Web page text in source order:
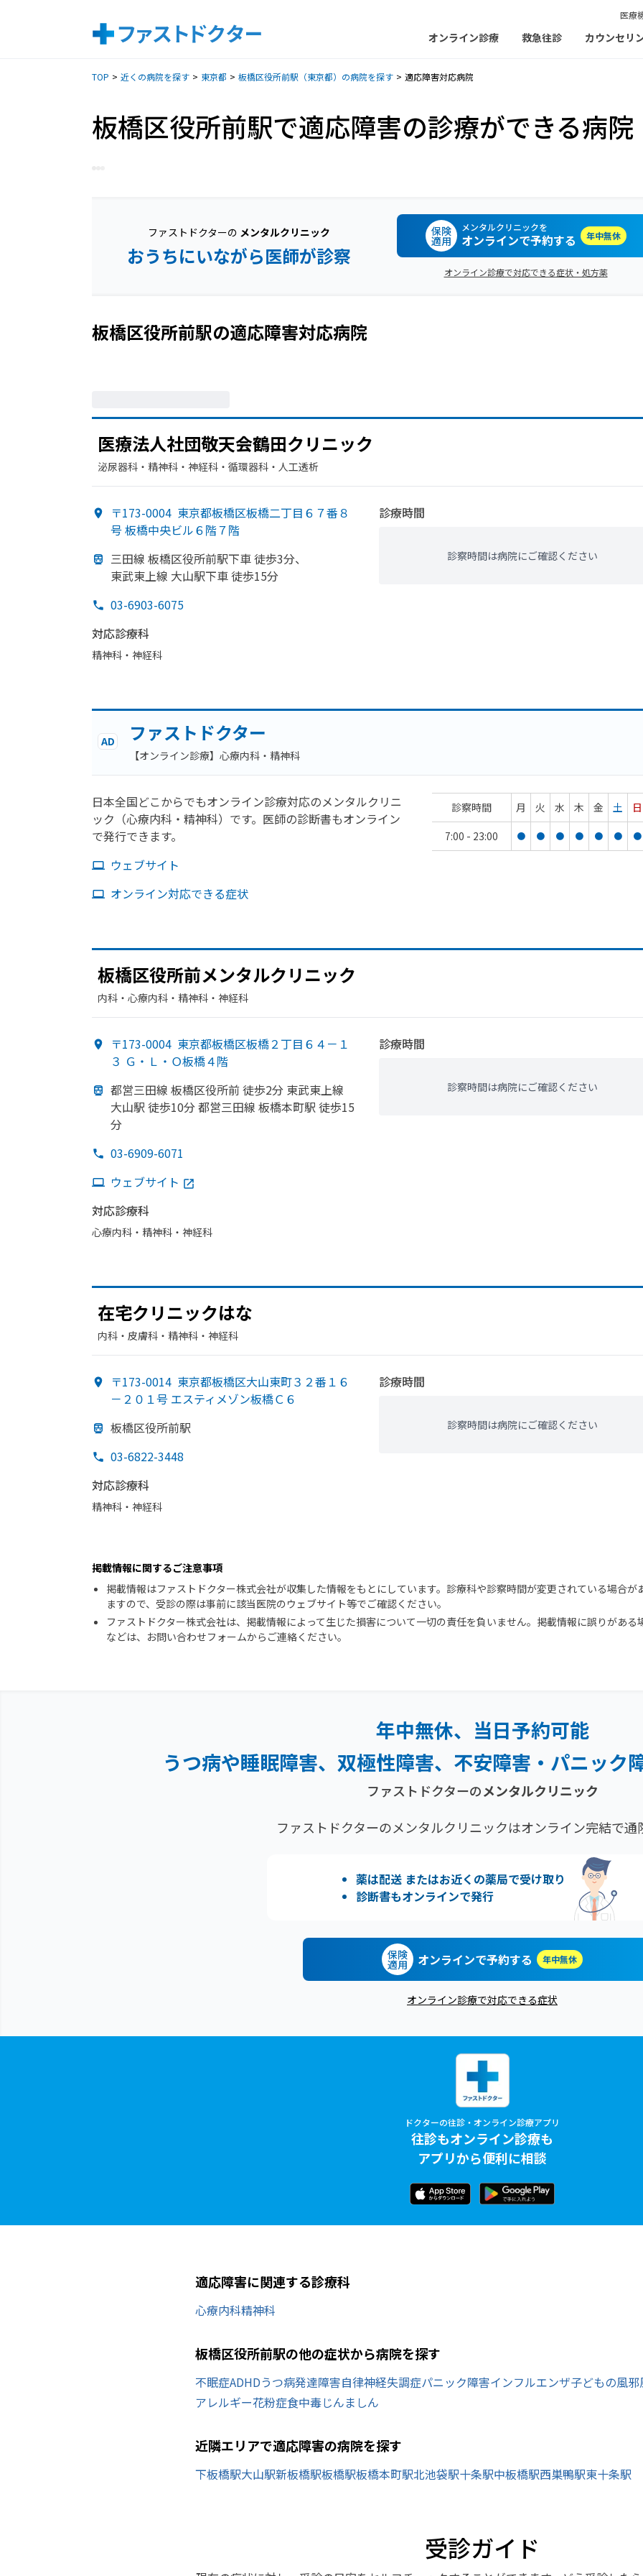
医療
オンライン診療 救急往診 カウンセリ
TOP 近くの病院を探す 東京都 板橋区役所前駅（東京都）の病院を探す 適応障害対応病院
板橋区役所前駅で適応障害の診療ができる病院
ファストドクターの メンタルクリニック
おうちにいながら医師が診察
保険
適用
メンタルクリニックを
オンラインで予約する 年中無休
オンライン診療で対応できる症状・処方薬
板橋区役所前駅の適応障害対応病院
医療法人社団敬天会鶴田クリニック
泌尿器科・​精神科・神経科・​循環器科・​人工透析
〒173-0004 東京都板橋区板橋二丁目６７番８
号 板橋中央ビル６階７階
三田線 板橋区役所前駅下車 徒歩3分、
東武東上線 大山駅下車 徒歩15分
03-6903-6075
対応診療科
精神科・神経科
診療時間
診察時間は病院にご確認ください
AD ファストドクター
【オンライン診療】心療内科・精神科
日本全国どこからでもオンライン診療対応のメンタルクリニ
ック（心療内科・精神科）です。医師の診断書もオンライン
で発行できます。
ウェブサイト
オンライン対応できる症状
診察時間 月 火 水 木 金 土
日
7:00 - 23:00
● ● ● ● ● ● ●
板橋区役所前メンタルクリニック
内科・​心療内科・​精神科・神経科
〒173-0004 東京都板橋区板橋２丁目６４－１
３ Ｇ・Ｌ・Ｏ板橋４階
都営三田線 板橋区役所前 徒歩2分 東武東上線
大山駅 徒歩10分 都営三田線 板橋本町駅 徒歩15
分
03-6909-6071
ウェブサイト
対応診療科
心療内科・​精神科・神経科
診療時間
診察時間は病院にご確認ください
在宅クリニックはな
内科・​皮膚科・​精神科・神経科
〒173-0014 東京都板橋区大山東町３２番１６
－２０１号 エスティメゾン板橋Ｃ６
板橋区役所前駅
03-6822-3448
対応診療科
精神科・神経科
診療時間
診察時間は病院にご確認ください
掲載情報に関するご注意事項
掲載情報はファストドクター株式会社が収集した情報をもとにしています。診療科や診察時間が変更されている場合が
ますので、受診の際は事前に該当医院のウェブサイト等でご確認ください。
ファストドクター株式会社は、掲載情報によって生じた損害について一切の責任を負いません。掲載情報に誤りがある
などは、お問い合わせフォームからご連絡ください。
年中無休、当日予約可能
うつ病や睡眠障害、双極性障害、 不安障害・パニック
ファストドクターのメンタルクリニック
ファストドクターのメンタルクリニックはオンライン完結で通
薬は配送 またはお近くの薬局で受け取り
診断書もオンラインで発行
保険
適用 オンラインで予約する 年中無休
オンライン診療で対応できる症状
ドクターの往診・オンライン診療アプリ
往診もオンライン診療も
アプリから便利に相談
適応障害に関連する診療科
心療内科精神科
板橋区役所前駅の他の症状から病院を探す
不眠症ADHDうつ病発達障害自律神経失調症パニック障害インフルエンザ子どもの風邪
アレルギー花粉症食中毒じんましん
近隣エリアで適応障害の病院を探す
下板橋駅大山駅新板橋駅板橋駅板橋本町駅北池袋駅十条駅中板橋駅西巣鴨駅東十条駅
受診ガイド